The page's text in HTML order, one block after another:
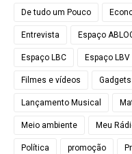
De tudo um Pouco
Entrevista Espaço
Espaço LBC Espaço LBV
Filmes e vídeos Gadgets
Lançamento Musical
Meio ambiente Meu
Política promoção